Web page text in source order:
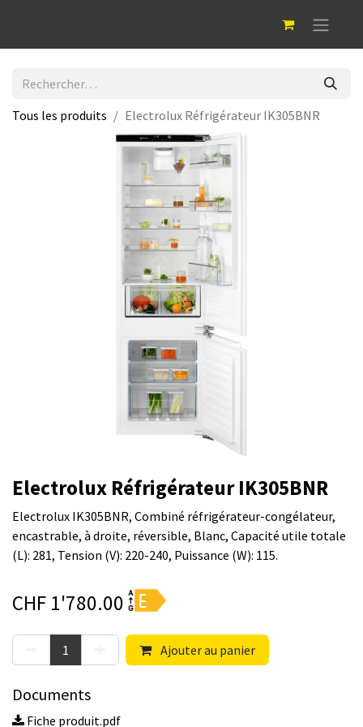
Tous les produits Electrolux Réfrigérateur IK305BNR
Electrolux Réfrigérateur IK305BNR
Electrolux IK305BNR, Combiné réfrigérateur-congélateur,
encastrable, à droite, réversible, Blanc, Capacité utile totale
(L): 281, Tension (V): 220-240, Puissance (W): 115.
CHF 1'780.00
Ajouter au panier
Documents
Fiche produit.pdf